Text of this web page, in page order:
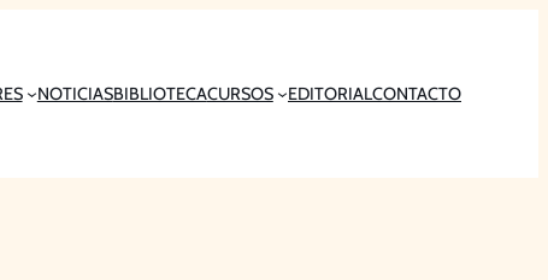
NOTICIASBIBLIOTECACURSOS EDITORIALCONTACTO